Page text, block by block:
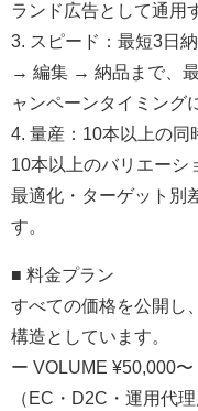
ランド広告として通用
3. スピード：最短3日
→ 編集 → 納品まで、
ャンペーンタイミング
4. 量産：10本以上の同
10本以上のバリエーシ
最適化・ターゲット別
す。
■ 料金プラン
すべての価格を公開し
構造としています。
ー VOLUME ¥50,000
（EC・D2C・運用代理